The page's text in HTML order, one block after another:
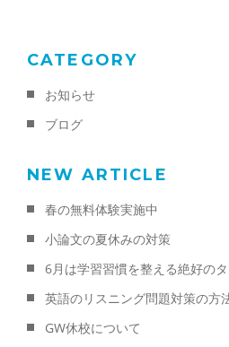
CATEGORY
お知らせ
ブログ
NEW ARTICLE
春の無料体験実施中
小論文の夏休みの対策
6月は学習習慣を整える絶好の
英語のリスニング問題対策の方
GW休校について